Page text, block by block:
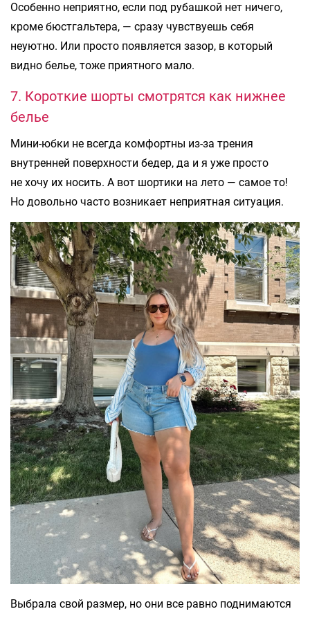
Особенно неприятно, если под рубашкой нет ничего,
кроме бюстгальтера, — сразу чувствуешь себя
неуютно. Или просто появляется зазор, в который
видно белье, тоже приятного мало.
7. Короткие шорты смотрятся как нижнее
белье
Мини-юбки не всегда комфортны из-за трения
внутренней поверхности бедер, да и я уже просто
не хочу их носить. А вот шортики на лето — самое то!
Но довольно часто возникает неприятная ситуация.
Выбрала свой размер, но они все равно поднимаются